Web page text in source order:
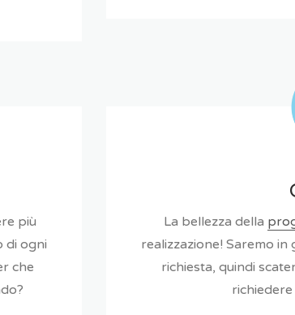
più
di ogni
che
La bellezza della
realizzazione! Saremo in
richiesta, quindi